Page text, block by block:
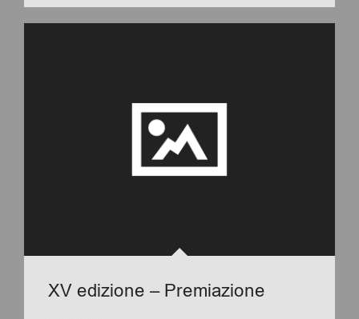
XV edizione – Premiazione